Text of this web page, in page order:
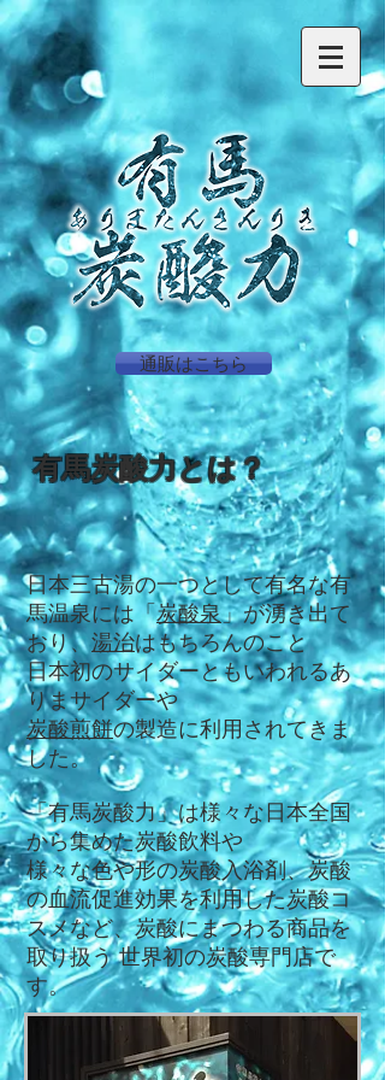
通販はこちら
有馬炭酸力とは？
日本三古湯の一つとして有名な有
馬温泉には「炭酸泉」が湧き出て
おり、湯治はもちろんのこと
日本初のサイダーともいわれるあ
りまサイダーや
炭酸煎餅の製造に利用されてきま
した。
「有馬炭酸力」は様々な日本全国
から集めた炭酸飲料や
様々な色や形の炭酸入浴剤、炭酸
の血流促進効果を利用した炭酸コ
スメなど、炭酸にまつわる商品を
取り扱う 世界初の炭酸専門店で
す。